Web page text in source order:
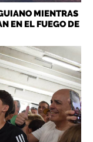
MIENTRAS
EN EL FUEGO DE